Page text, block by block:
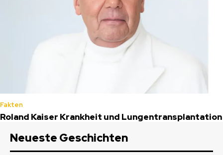
Fakten
Roland Kaiser Krankheit und Lungentransplantation
Neueste Geschichten